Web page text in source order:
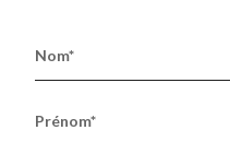
Nom*
Prénom*